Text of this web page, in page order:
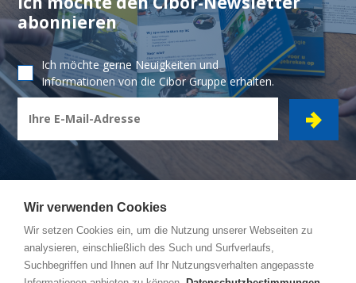
abonnieren
Ich möchte gerne Neuigkeiten und
Informationen von die Cibor Gruppe erhalten.
CIBOR GRUPPE- Ambachtsstraat 7 - 2450 Meerhout
Reiseroute
Wir verwenden Cookies
Wir setzen Cookies ein, um die Nutzung unserer Webseiten zu
analysieren, einschließlich des Such und Surfverlaufs,
Suchbegriffen und Ihnen auf Ihr Nutzungsverhalten angepasste